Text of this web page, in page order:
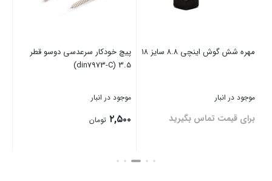
مهره شش گوش اینچی ۸.۸ سایز ۱۸
موجود در انبار
برای قیمت تماس بگیرید
پیچ خودکار سرعدسی دوسو قطر
3.5 (din7973-C)
موجود در انبار
۲,۵۰۰ تومان
بستن